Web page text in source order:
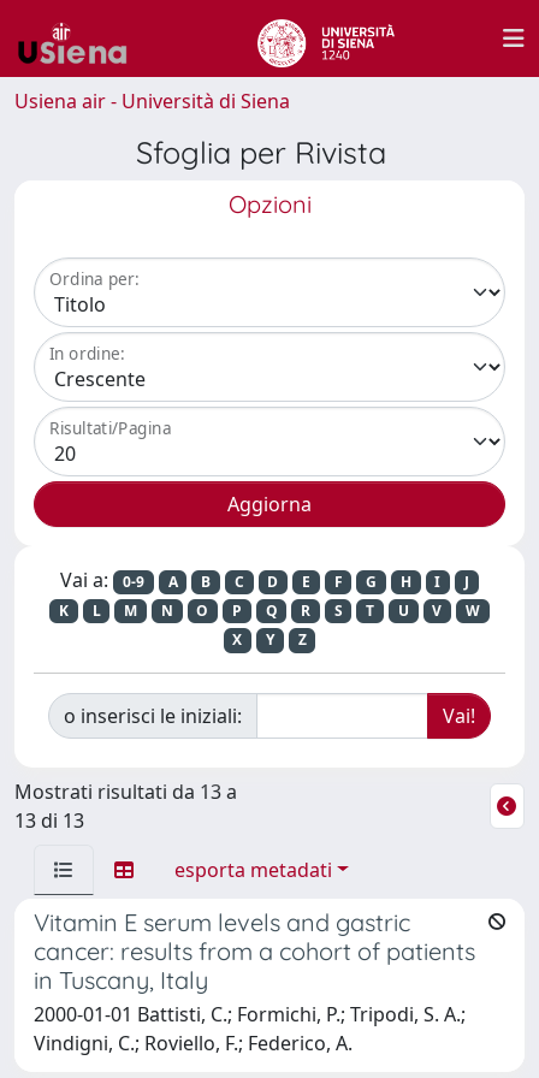
Usiena air - Università di Siena
Sfoglia per Rivista
Opzioni
Ordina per:
In ordine:
Risultati/Pagina
Vai a: 0-9 A B C D E F G H I
J
K
L M N O P Q R S T U V
W
X
Y Z
o inserisci le iniziali:
Mostrati risultati da 13 a
13 di 13
esporta metadati
Vitamin E serum levels and gastric
cancer: results from a cohort of patients
in Tuscany, Italy
2000-01-01 Battisti, C.; Formichi, P.; Tripodi, S. A.;
Vindigni, C.; Roviello, F.; Federico, A.